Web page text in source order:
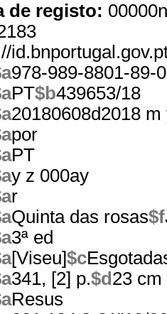
de registo:
978-989-8801-89-0
PT$b439653/18
20180608d2018
por
PT
y z 000ay
r
Quinta das rosas$f
3ª ed
[Viseu]$c
341, [2] p.$d 23 cm
Resus